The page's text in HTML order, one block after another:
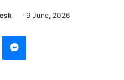
9 June, 2026